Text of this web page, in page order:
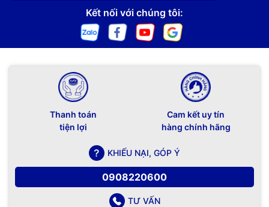
Kết nối với chúng tôi:
Thanh toán
tiện lợi
Cam kết uy tín
hàng chính hãng
KHIẾU NẠI, GÓP Ý
0908220600
TƯ VẤN